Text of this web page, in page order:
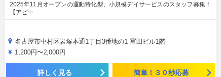
2025年11月オープンの運動特化型、小規模デイサービスのスタッフ募集！
【アピー…
名古屋市中村区岩塚本通1丁目3番地の1 冨田ビル1階
1,200円〜2,000円
詳しく見る 簡単！３０秒応募